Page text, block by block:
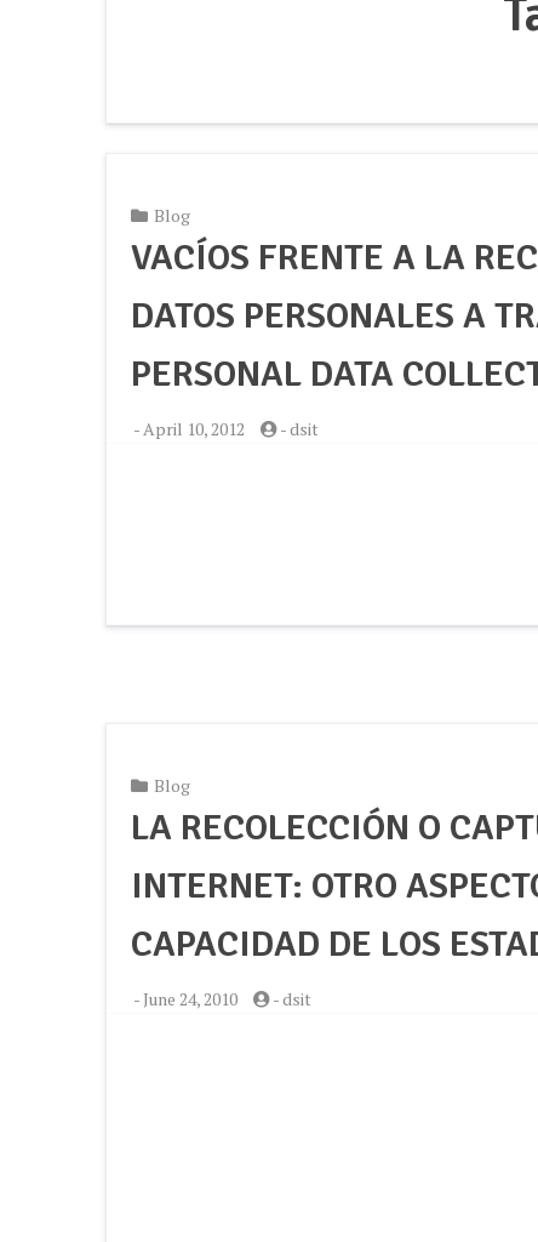
Blog
VACÍOS FRENTE A LA
DATOS PERSONALES A
PERSONAL DATA
- April 10, 2012 -dsit
Blog
LA RECOLECCIÓN O
INTERNET: OTRO
CAPACIDAD DE LOS
- June 24, 2010 -dsit